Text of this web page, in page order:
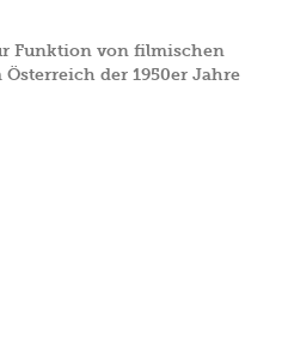
Funktion von filmischen
der 1950er Jahre